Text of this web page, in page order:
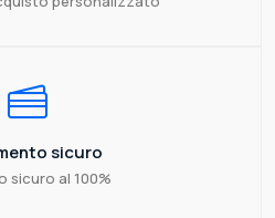
sicuro
sicuro al 100%